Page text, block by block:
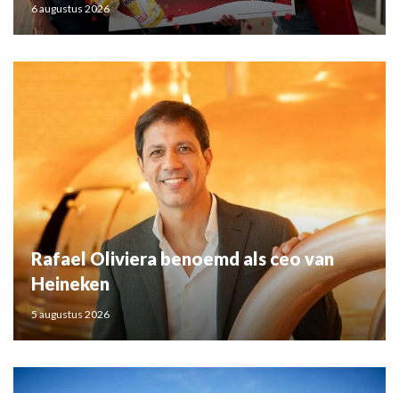
6 augustus 2026
Rafael Oliviera benoemd als ceo van
Heineken
5 augustus 2026